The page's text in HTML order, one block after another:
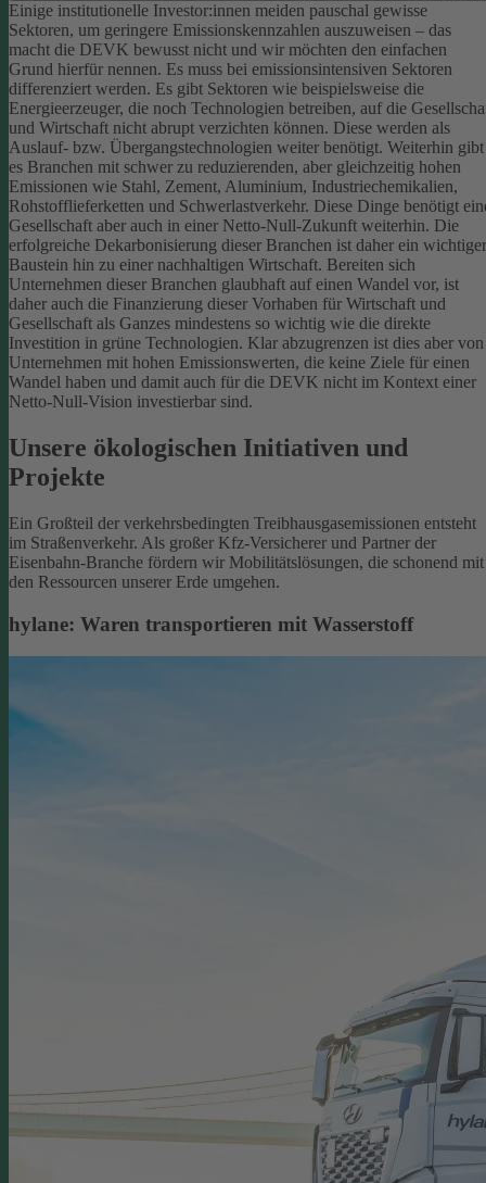
Einige institutionelle Investor:innen meiden pauschal gewisse
Sektoren, um geringere Emissionskennzahlen auszuweisen – das
macht die DEVK bewusst nicht und wir möchten den einfachen
Grund hierfür nennen. Es muss bei emissionsintensiven Sektoren
differenziert werden. Es gibt Sektoren wie beispielsweise die
Energieerzeuger, die noch Technologien betreiben, auf die
und Wirtschaft nicht abrupt verzichten können. Diese werden als
Auslauf- bzw. Übergangstechnologien weiter benötigt. Weiterhin gibt
es Branchen mit schwer zu reduzierenden, aber gleichzeitig hohen
Emissionen wie Stahl, Zement, Aluminium, Industriechemikalien,
Rohstofflieferketten und Schwerlastverkehr. Diese Dinge benötigt
Gesellschaft aber auch in einer Netto-Null-Zukunft weiterhin. Die
erfolgreiche Dekarbonisierung dieser Branchen ist daher ein wichtiger
Baustein hin zu einer nachhaltigen Wirtschaft. Bereiten sich
Unternehmen dieser Branchen glaubhaft auf einen Wandel vor, ist
daher auch die Finanzierung dieser Vorhaben für Wirtschaft und
Gesellschaft als Ganzes mindestens so wichtig wie die direkte
Investition in grüne Technologien. Klar abzugrenzen ist dies aber von
Unternehmen mit hohen Emissionswerten, die keine Ziele für einen
Wandel haben und damit auch für die DEVK nicht im Kontext einer
Netto-Null-Vision investierbar sind.
Unsere ökologischen Initiativen und
Projekte
Ein Großteil der verkehrsbedingten Treibhausgasemissionen entsteht
im Straßenverkehr. Als großer Kfz-Versicherer und Partner der
Eisenbahn-Branche fördern wir Mobilitätslösungen, die schonend mit
den Ressourcen unserer Erde umgehen.
hylane: Waren transportieren mit Wasserstoff